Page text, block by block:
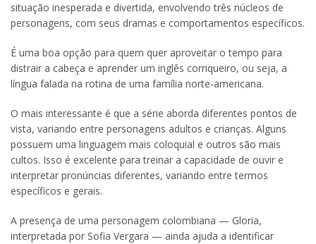
situação inesperada e divertida, envolvendo três núcleos de
personagens, com seus dramas e comportamentos específicos.
É uma boa opção para quem quer aproveitar o tempo para
distrair a cabeça e aprender um inglês corriqueiro, ou seja, a
língua falada na rotina de uma família norte-americana.
O mais interessante é que a série aborda diferentes pontos de
vista, variando entre personagens adultos e crianças. Alguns
possuem uma linguagem mais coloquial e outros são mais
cultos. Isso é excelente para treinar a capacidade de ouvir e
interpretar pronúncias diferentes, variando entre termos
específicos e gerais.
A presença de uma personagem colombiana — Gloria,
interpretada por Sofia Vergara — ainda ajuda a identificar